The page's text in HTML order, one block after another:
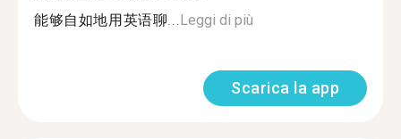
能够自如地用英语聊...Leggi di più
Scarica la app